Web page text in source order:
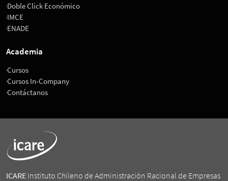
Doble Click Económico
IMCE
ENADE
Academia
Cursos
Cursos In-Company
Contáctanos
ICARE Instituto Chileno de Administración Racional de Empresas